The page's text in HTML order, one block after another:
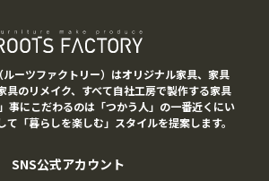
ーツファクトリー）はオリジナル家具、家具
具のリメイク、すべて自社工房で製作する家具
事にこだわるのは「つかう人」の一番近くにい
て「暮らしを楽しむ」スタイルを提案します。
SNS公式アカウント